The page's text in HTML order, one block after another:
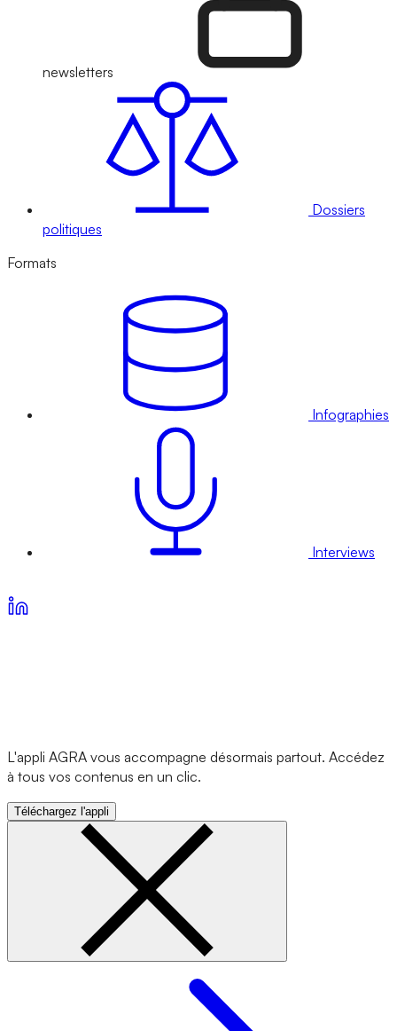
newsletters
Dossiers
politiques
Formats
Infographies
Interviews
L'appli AGRA vous accompagne désormais partout. Accédez
à tous vos contenus en un clic.
Téléchargez l'appli